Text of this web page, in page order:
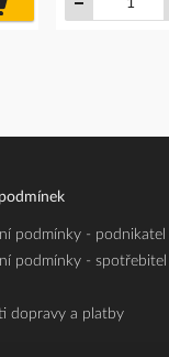
košíku
podmínky - podnikatel
podmínky - spotřebitel
dopravy a platby